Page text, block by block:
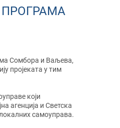
Сомбора и Ваљева,
пројеката у тим
који
агенција и Светска
самоуправа.